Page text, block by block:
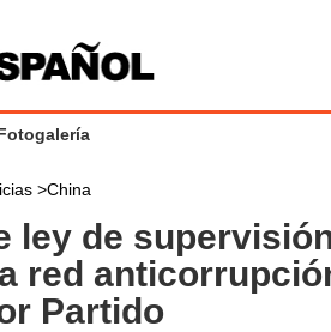
>China
ley de
red
Partido